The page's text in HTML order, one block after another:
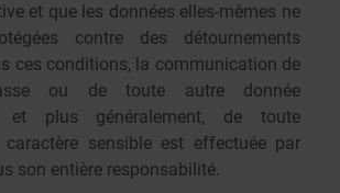
et que les données elles-mêmes ne
contre des détournements
ces conditions, la communication de
ou de toute autre donnée
et plus généralement, de toute
sensible est effectuée par
son entière responsabilité.